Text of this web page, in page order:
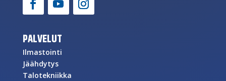
PALVELUT
Ilmastointi
Jäähdytys
Talotekniikka